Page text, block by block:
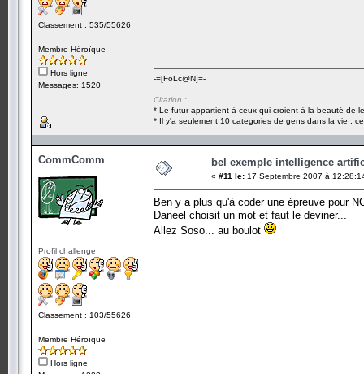
Classement : 535/55626
Membre Héroïque
Hors ligne
Messages: 1520
-=[FoLc@N]=-
Citation :
* Le futur appartient à ceux qui croient à la beauté de
* Il y'a seulement 10 categories de gens dans la vie :
CommComm
Profil challenge
Classement : 103/55626
Membre Héroïque
Hors ligne
bel exemple intelligence
« #11 le: 17 Septembre 2007 à
Ben y a plus qu'à coder une épreuve pour
Daneel choisit un mot et faut le deviner...
Allez Soso... au boulot